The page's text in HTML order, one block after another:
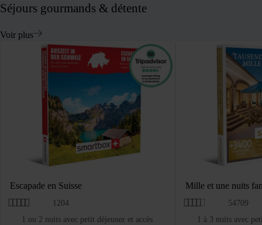
Séjours gourmands & détente
Voir plus
Escapade en Suisse
1204
1 ou 2 nuits avec petit déjeuner et accès
Mille et une nuits
54709
1 à 3 nuits avec